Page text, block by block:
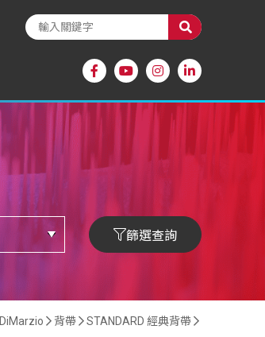
篩選查詢
DiMarzio 背帶 STANDARD 經典背帶